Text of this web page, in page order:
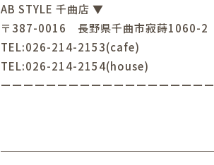
AB STYLE千曲店 ▼
〒 387-0016 長野県千曲市寂蒔1060-2
TEL:026-214-2153(cafe)
TEL:026-214-2154(house)
ーーーーーーーーーーーーーーーーーーー